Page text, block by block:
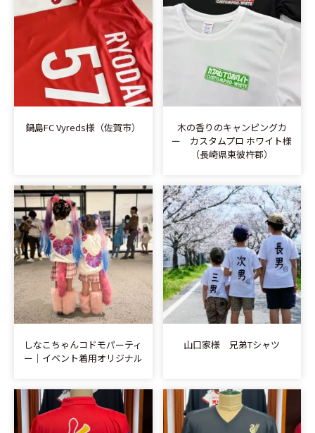
鍋島FC Vyreds様（佐賀市）
​木の香りのキャンピングカ
ー カスタムプロ ホワイト様
（長崎県東彼杵郡）
しなこちゃんコドモパーティ
ー｜イベント着用オリジナル
山口家様 兄弟Tシャツ